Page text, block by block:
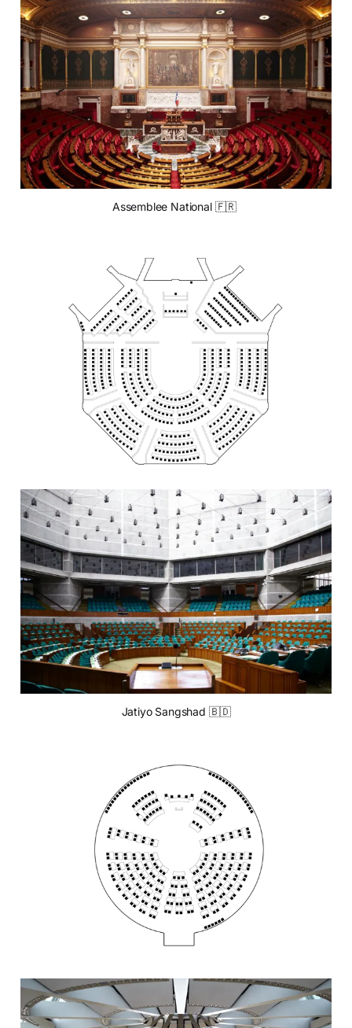
Assemblee National 🇫🇷
Jatiyo Sangshad 🇧🇩